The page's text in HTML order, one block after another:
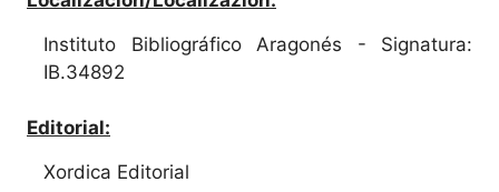
Instituto Bibliográfico Aragonés - Signatura:
IB.34892
Editorial:
Xordica Editorial